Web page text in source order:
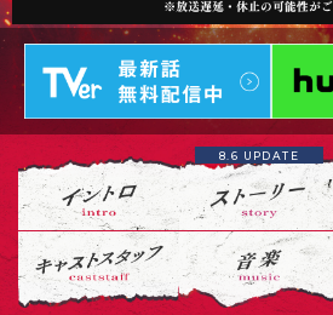
8.6 UPDATE